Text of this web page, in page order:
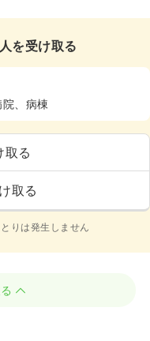
を受け取る
、病棟
取る
取る
りは発生しません